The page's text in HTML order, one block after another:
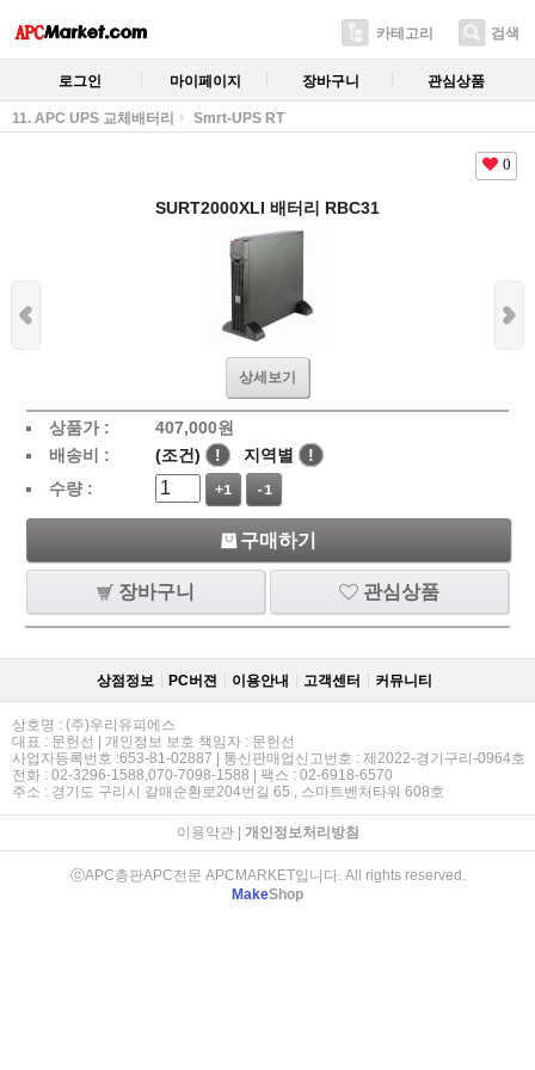
카테고리 검색
로그인 마이페이지 장바구니 관심상품
11. APC UPS 교체배터리 Smrt-UPS RT
0
SURT2000XLI 배터리 RBC31
상세보기
상품가 : 407,000원
배송비 :
(조건) ! 지역별
!
수량 :
+1 -1
구매하기
장바구니 관심상품
상점정보 PC버젼 이용안내 고객센터 커뮤니티
상호명 : (주)우리유피에스
대표 : 문헌선 | 개인정보 보호 책임자 : 문헌선
사업자등록번호 :653-81-02887 | 통신판매업신고번호 : 제2022-경기구리-0964호
전화 : 02-3296-1588,070-7098-1588 | 팩스 : 02-6918-6570
주소 : 경기도 구리시 갈매순환로204번길 65 , 스마트벤처타워 608호
이용약관| 개인정보처리방침
ⓒAPC총판APC전문 APCMARKET입니다. All rights reserved.
MakeShop